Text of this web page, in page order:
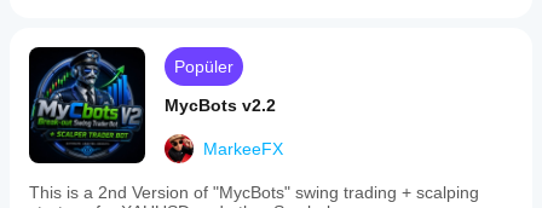
Popüler
MycBots v2.2
MarkeeFX
This is a 2nd Version of "MycBots" swing trading + scalping